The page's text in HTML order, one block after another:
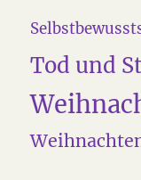
Tod und